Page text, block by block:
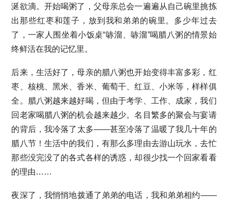
涎欲滴。开始喝粥了，父母亲总会一遍遍从自己碗里挑拣
出那些红枣和莲子，放到我和弟弟的碗里。多少年过去
了，一家人围坐着小饭桌“哧溜、哧溜”喝腊八粥的情景始
终鲜活在我的记忆里。
后来，生活好了，母亲的腊八粥也开始变得丰富多彩，红
枣、核桃、黑米、香米、葡萄干、红豆、小米等，样样俱
全。腊八粥越来越好喝，但由于考学、工作、成家，我们
回老家喝腊八粥的机会越来越少。名目繁多的聚会与宴请
的背后，我冷落了太多——甚至冷落了温暖了我几十年的
腊八节！生活中的我们，有那么多理由去游山玩水，去忙
那些没完没了的各式各样的诱惑，却很少找一个回家看看
的理由……
夜深了，我悄悄地拨通了弟弟的电话，我和弟弟相约——